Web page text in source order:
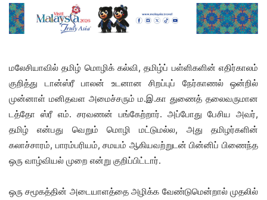
மலேசியாவில் தமிழ் மொழிக் கல்வி, தமிழ்ப் பள்ளிகளின் எதிர்காலம்
குறித்து டான்ஸ்ரீ பாலன் உடனான சிறப்புப் நேர்காணல் ஒன்றில்
முன்னாள் மனிதவள அமைச்சரும் ம.இ.கா துணைத் தலைவருமான
டத்தோ ஸ்ரீ எம். சரவணன் பங்கேற்றார். அப்போது பேசிய அவர்,
தமிழ் என்பது வெறும் மொழி மட்டுமல்ல, அது தமிழர்களின்
கலாச்சாரம், பாரம்பரியம், சமயம் ஆகியவற்றுடன் பின்னிப் பிணைந்த
ஒரு வாழ்வியல் முறை என்று குறிப்பிட்டார்.
ஒரு சமூகத்தின் அடையாளத்தை அழிக்க வேண்டுமென்றால் முதலில்